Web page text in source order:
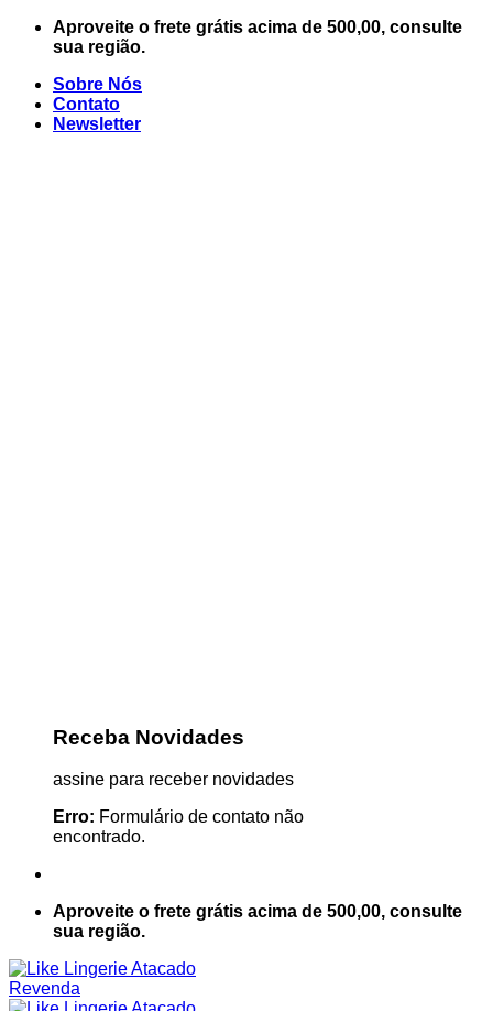
Skip
Aproveite o frete grátis acima de 500,00, consulte
sua região.
Sobre Nós
Contato
Newsletter
Receba Novidades
assine para receber novidades
Erro: Formulário de contato não
encontrado.
Aproveite o frete grátis acima de 500,00, consulte
sua região.